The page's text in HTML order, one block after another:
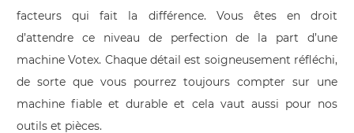
facteurs qui fait la différence. Vous êtes en droit
d’attendre ce niveau de perfection de la part d’une
machine Votex. Chaque détail est soigneusement réfléchi,
de sorte que vous pourrez toujours compter sur une
machine fiable et durable et cela vaut aussi pour nos
outils et pièces.